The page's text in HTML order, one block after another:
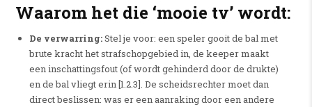
Waarom het die ‘mooie tv’ wordt:
De verwarring:Stel je voor: een speler gooit de bal met
brute kracht het strafschopgebied in, de keeper maakt
een inschattingsfout (of wordt gehinderd door de drukte)
en de bal vliegt erin [1.2.3]. De scheidsrechter moet dan
direct beslissen: was er een aanraking door een andere